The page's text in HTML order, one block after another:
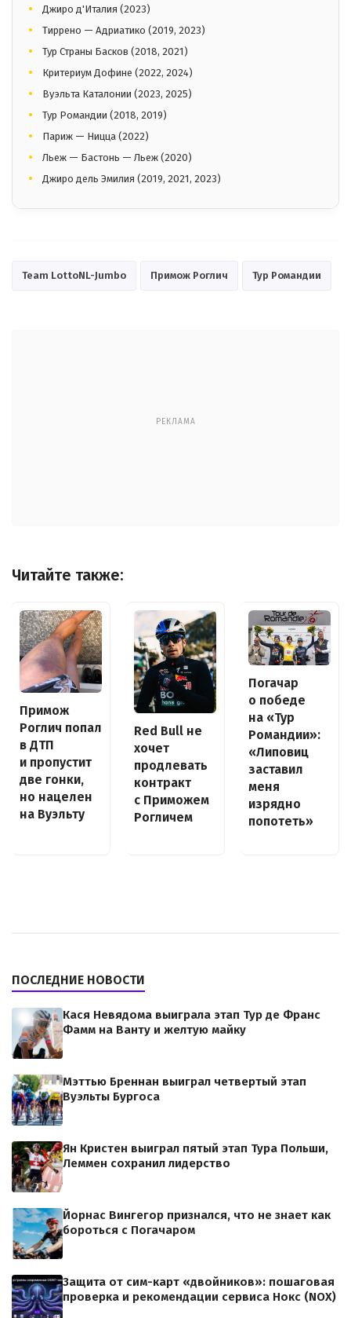
Джиро д'Италия (2023)
Тиррено — Адриатико (2019, 2023)
Тур Страны Басков (2018, 2021)
Критериум Дофине (2022, 2024)
Вуэльта Каталонии (2023, 2025)
Тур Романдии (2018, 2019)
Париж — Ницца (2022)
Льеж — Бастонь — Льеж (2020)
Джиро дель Эмилия (2019, 2021, 2023)
Team LottoNL-Jumbo Примож Роглич Тур Романдии
РЕКЛАМА
Читайте также:
Примож
Роглич попал
в ДТП
и пропустит
две гонки,
но нацелен
на Вуэльту
Red Bull не
хочет
продлевать
контракт
с Приможем
Рогличем
Погачар
о победе
на «Тур
Романдии»:
«Липовиц
заставил
меня
изрядно
попотеть»
ПОСЛЕДНИЕ НОВОСТИ
Кася Невядома выиграла этап Тур де Франс
Фамм на Ванту и желтую майку
Мэттью Бреннан выиграл четвертый этап
Вуэльты Бургоса
Ян Кристен выиграл пятый этап Тура Польши,
Леммен сохранил лидерство
Йорнас Вингегор признался, что не знает как
бороться с Погачаром
Защита от сим-карт «двойников»: пошаговая
проверка и рекомендации сервиса Нокс (NOX)